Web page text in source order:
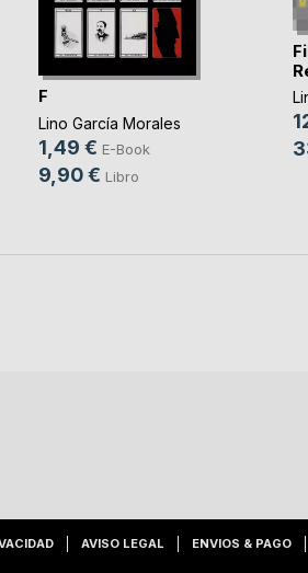
F
Lino García Morales
1,49 € E-Book
9,90 € Libro
AVISO LEGAL ENVIOS & PAGO